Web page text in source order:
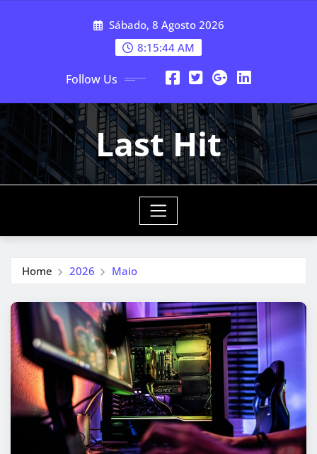
Sábado, 8 Agosto 2026
8:15:45 AM
Follow Us
Last Hit
Home 2026 Maio